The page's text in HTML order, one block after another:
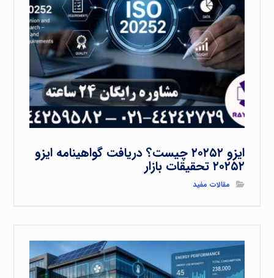
ایزو ۲۰۲۵۲ چیست؟ دریافت گواهینامه ایزو
۲۰۲۵۲ تحقیقات بازار
مقالات مفید